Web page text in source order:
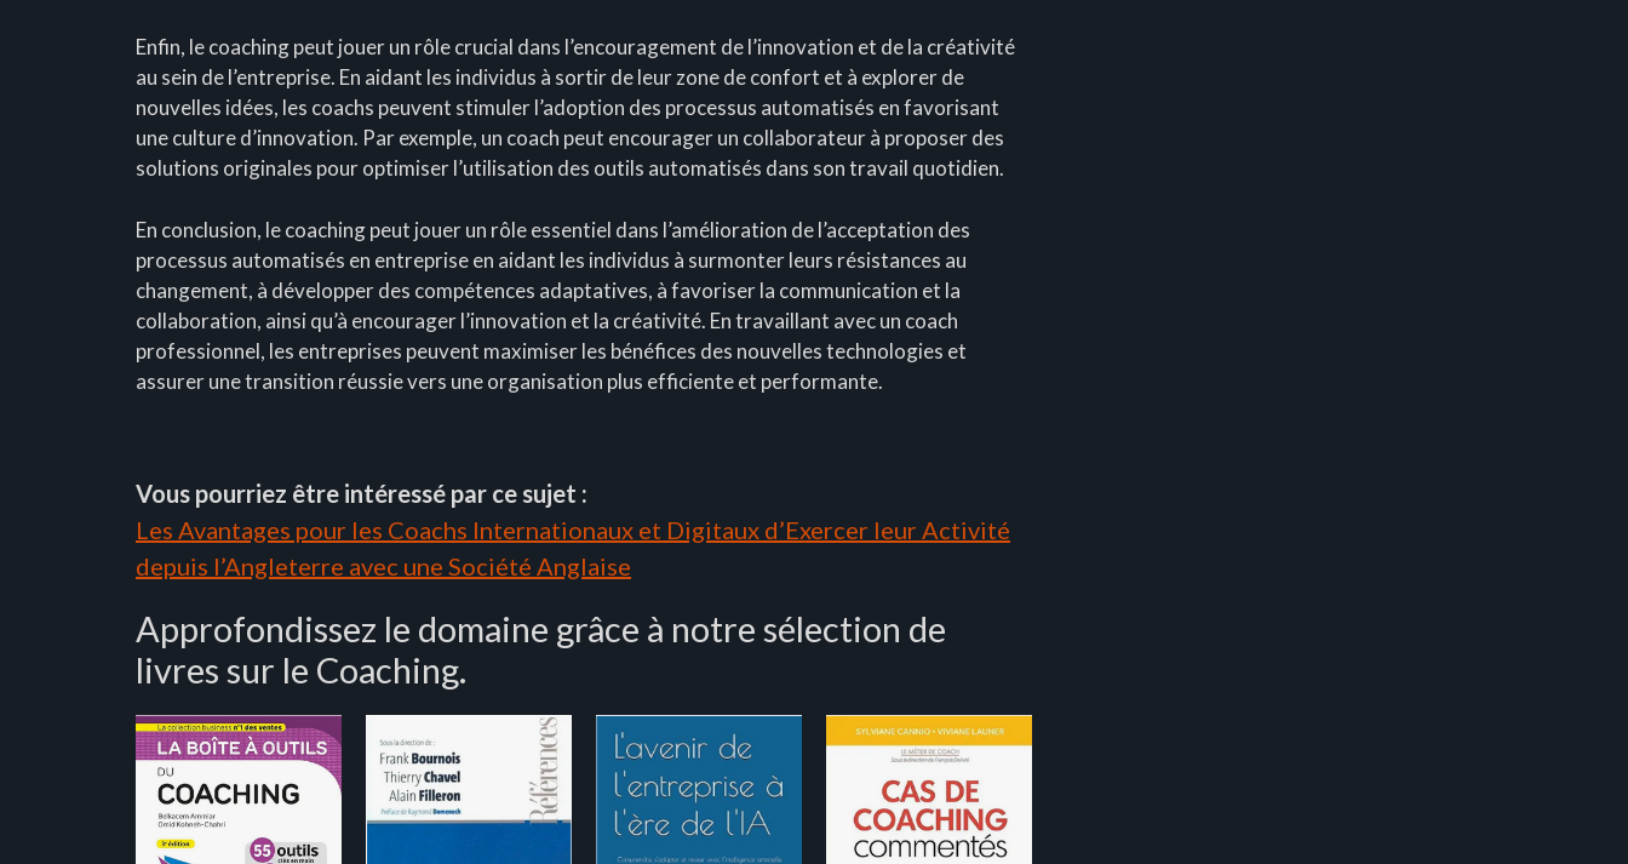
Enfin, le coaching peut jouer un rôle crucial dans l’encouragement de l’innovation et de la créativité
au sein de l’entreprise. En aidant les individus à sortir de leur zone de confort et à explorer de
nouvelles idées, les coachs peuvent stimuler l’adoption des processus automatisés en favorisant
une culture d’innovation. Par exemple, un coach peut encourager un collaborateur à proposer des
solutions originales pour optimiser l’utilisation des outils automatisés dans son travail quotidien.
En conclusion, le coaching peut jouer un rôle essentiel dans l’amélioration de l’acceptation des
processus automatisés en entreprise en aidant les individus à surmonter leurs résistances au
changement, à développer des compétences adaptatives, à favoriser la communication et la
collaboration, ainsi qu’à encourager l’innovation et la créativité. En travaillant avec un coach
professionnel, les entreprises peuvent maximiser les bénéfices des nouvelles technologies et
assurer une transition réussie vers une organisation plus efficiente et performante.
Vous pourriez être intéressé par ce sujet :
Les Avantages pour les Coachs Internationaux et Digitaux d’Exercer leur Activité
depuis l’Angleterre avec une Société Anglaise
Approfondissez le domaine grâce à notre sélection de
livres sur le Coaching.